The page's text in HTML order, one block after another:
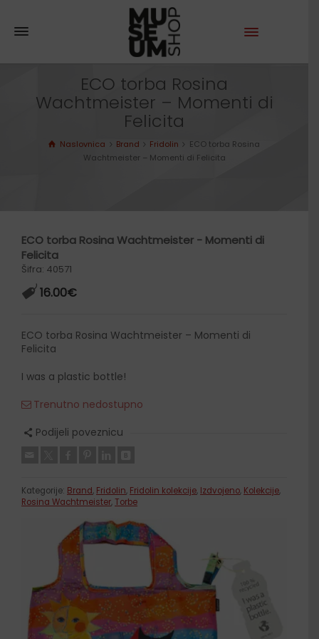
ECO torba Rosina
Wachtmeister – Momenti di
Felicita
Naslovnica Brand Fridolin
ECO torba Rosina
Wachtmeister – Momenti di Felicita
ECO torba Rosina Wachtmeister - Momenti di
Felicita
Šifra: 40571
16.00€
ECO torba Rosina Wachtmeister – Momenti di
Felicita
I was a plastic bottle!
Trenutno nedostupno
Podijeli poveznicu
Kategorije: Brand, Fridolin, Fridolin kolekcije, Izdvojeno, Kolekcije,
Rosina Wachtmeister, Torbe